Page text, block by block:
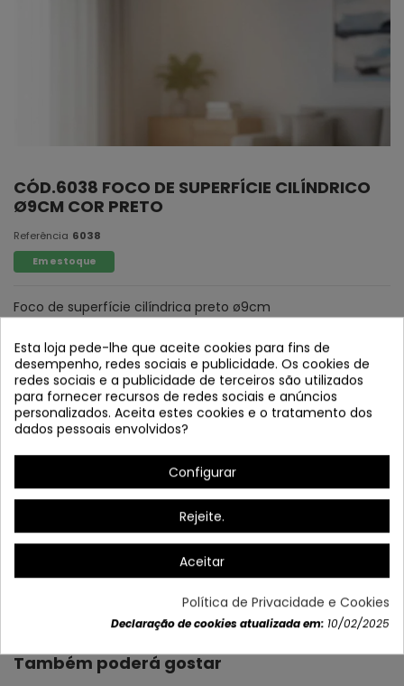
CÓD.6038 FOCO DE SUPERFÍCIE CILÍNDRICO
Ø9CM COR PRETO
Referência 6038
Em estoque
Foco de superfície cilíndrica preto ø9cm
Dados do produto
Também poderá gostar
Esta loja pede-lhe que aceite cookies para fins de
desempenho, redes sociais e publicidade. Os cookies de
redes sociais e a publicidade de terceiros são utilizados
para fornecer recursos de redes sociais e anúncios
personalizados. Aceita estes cookies e o tratamento dos
dados pessoais envolvidos?
Configurar
Rejeite.
Aceitar
Política de Privacidade e Cookies
Declaração de cookies atualizada em: 10/02/2025